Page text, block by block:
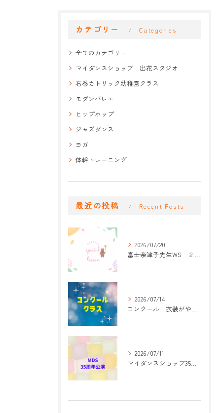
カテゴリー Categories
全てのカテゴリー
マイダンスショップ 出花スタジオ
石巻カトリック幼稚園クラス
モダンバレエ
ヒップホップ
ジャズダンス
ヨガ
体幹トレーニング
最近の投稿 Recent Posts
2026/07/20
富士奈津子先生WS ２回目
2026/07/14
コンクール 衣装がやって来た！
2026/07/11
マイダンスショップ35周年記念公演 振付開始